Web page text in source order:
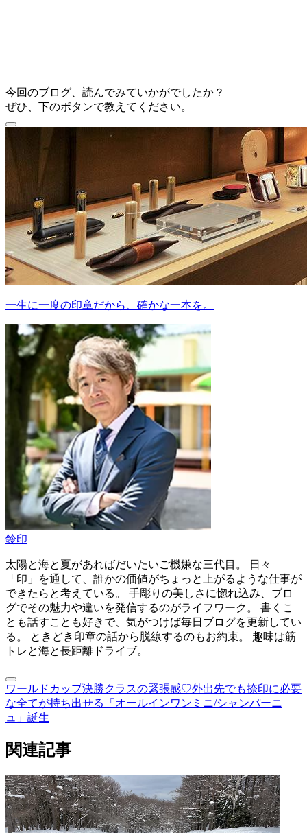
今回のブログ、読んでみていかがでしたか？
ぜひ、下のボタンで教えてください。
一生に一度の印章だから、確かな一本を。
鈴印
太陽と海と夏があればだいたいご機嫌な三代目。 日々
「印」を通して、誰かの価値がちょっと上がるような仕事が
できたらと考えている。 手彫りの美しさに惚れ込み、ブロ
グでその魅力や違いを発信するのがライフワーク。 書くこ
とも話すことも好きで、気がつけば毎日ブログを更新してい
る。 ときどき印章の話から脱線するのもお約束。 趣味は筋
トレと海と長距離ドライブ。
ワールドカップ決勝クラスの緊張感♡外出先でも捺印に必要
な全てが持ち出せる「オールインワンミニ/シャンパーニ
ュ」誕生
関連記事